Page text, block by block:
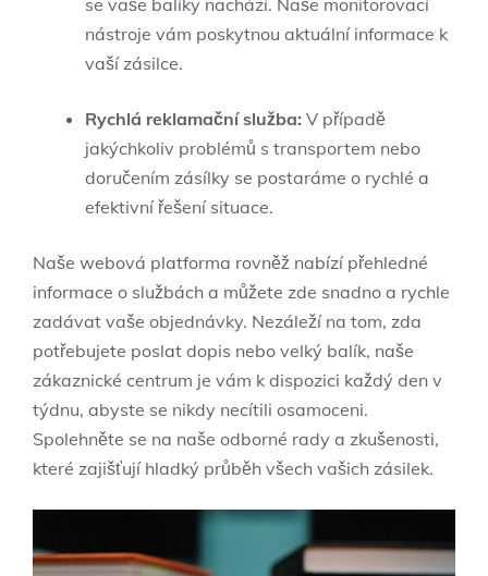
se vaše balíky nachází. Naše‌ monitorovací
nástroje vám⁢ poskytnou aktuální informace k
vaší zásilce.
Rychlá reklamační služba: V případě
jakýchkoliv problémů s ⁣transportem nebo
doručením zásílky se postaráme o rychlé ⁣a
efektivní⁤ řešení situace.
Naše webová platforma ⁣rovněž nabízí přehledné
informace‍ o službách a můžete zde snadno​ a rychle
zadávat ⁣vaše objednávky. Nezáleží na tom, zda⁤
potřebujete poslat dopis nebo velký ​balík, naše
zákaznické centrum je vám k dispozici každý den v
týdnu,⁣ abyste se nikdy ‌necítili osamoceni.
Spolehněte se na naše odborné rady a zkušenosti,
které zajišťují hladký průběh všech vašich zásilek.